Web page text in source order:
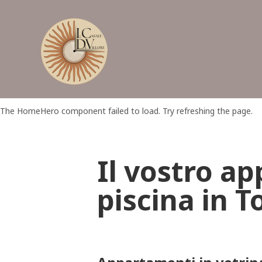
The HomeHero component failed to load. Try refreshing the page.
Il vostro
piscina in